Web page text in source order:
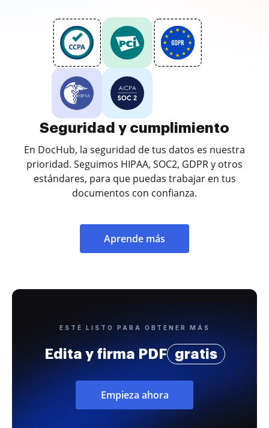
Seguridad y cumplimiento
En DocHub, la seguridad de tus datos es nuestra
prioridad. Seguimos HIPAA, SOC2, GDPR y otros
estándares, para que puedas trabajar en tus
documentos con confianza.
Aprende más
ESTÉ LISTO PARA OBTENER MÁS
Edita y firma PDF gratis
Empieza ahora